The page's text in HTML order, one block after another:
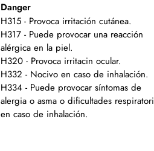
Danger
H315 - Provoca irritación cutánea.
H317 - Puede provocar una reacción
alérgica en la piel.
H320 - Provoca irritacin ocular.
H332 - Nocivo en caso de inhalación.
H334 - Puede provocar síntomas de
alergia o asma o dificultades
en caso de inhalación.